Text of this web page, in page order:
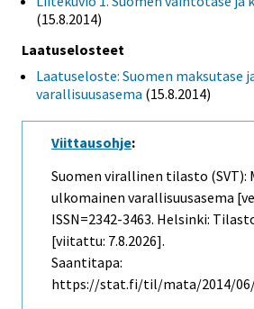
(15.8.2014)
Laatuselosteet
Laatuseloste: Suomen maksutase
varallisuusasema (15.8.2014)
Viittausohje:
Suomen virallinen tilasto (SVT):
ulkomainen varallisuusasema
ISSN=2342-3463. Helsinki:
[viitattu: 7.8.2026].
Saantitapa:
https://stat.fi/til/mata/2014/